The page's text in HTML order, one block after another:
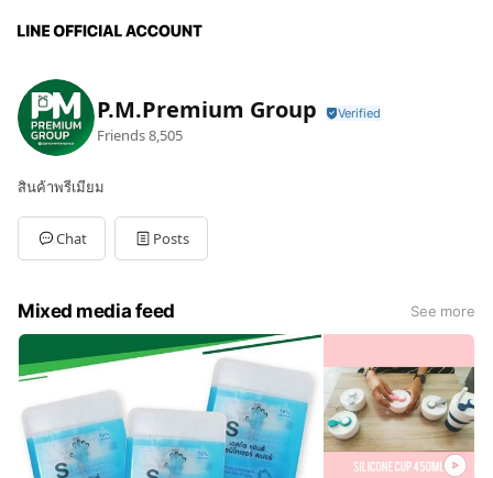
P.M.Premium Group
Friends8,505
สินค้าพรีเมียม
Chat Posts
Mixed media feed See more